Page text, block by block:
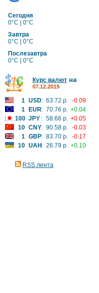
Сегодня
0°C | 0°C
Завтра
0°C | 0°C
Послезавтра
0°C | 0°C
Курс валют на
07.12.2019
1 USD: 63.72 р. -0.09
1
EUR: 70.76 р. +0.04
100 JPY : 58.66 р. +0.05
10 CNY: 90.58 р. -0.03
1 GBP: 83.70 р. -0.17
10 UAH: 26.79 р. +0.10
RSS лента